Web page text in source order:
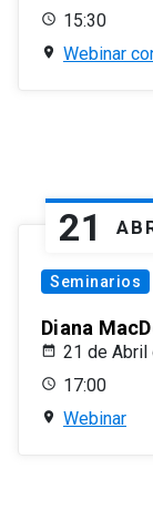
15:30
Webinar
21
Seminarios
Diana
21 de Abril
17:00
Webinar